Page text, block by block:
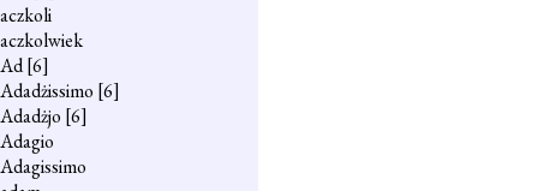
aczkoli
aczkolwiek
Ad[6]
Adadżissimo [6]
Adadżjo [6]
Adagio
Adagissimo